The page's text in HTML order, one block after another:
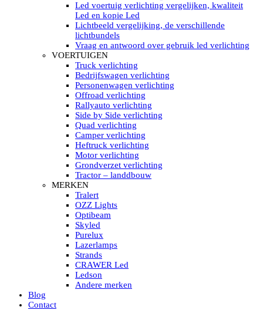
Elektrisch Led zoeklicht diverse
Led zoeklamp accessoires ALLremote
Led zoeklicht 230V
Subcategorieën Led zoeklichten
HELLA MARINE LED
Sea Hawk – Light Bars
Sea Hawk – Light Bars – Edge Light
Sea Hawk – Work Lights
RokLUME Led werklampen
HypaLUME Led werklampen
Subcategorieën Hella Marine Led
LED STRIPS
Led strip flexibel Click & Go
Led strip RGB op rol
Led strip IP68 waterdicht
Led strip kleur wit
Led strips Vantage
Led strip met ingebouwde accu
Subcategorieën Led strips
LED INTERIEUR VERLICHTING
Led verlichting interieur PIR / Touch
LED Armatuur met Strip 220V
Led strips
Subcategorieën Led interieur
PORTABLE ACCU LED LAMP
Led hoofdlamp
Camping led verlichting
Led zaklamp
Accu werklamp
Led voertuig verlichting vergelijken, kwaliteit
Led en kopie Led
Lichtbeeld vergelijking, de verschillende
lichtbundels
Vraag en antwoord over gebruik led verlichting
VOERTUIGEN
Truck verlichting
Bedrijfswagen verlichting
Personenwagen verlichting
Offroad verlichting
Rallyauto verlichting
Side by Side verlichting
Quad verlichting
Camper verlichting
Heftruck verlichting
Motor verlichting
Grondverzet verlichting
Tractor – landdbouw
MERKEN
Tralert
OZZ Lights
Optibeam
Skyled
Purelux
Lazerlamps
Strands
CRAWER Led
Ledson
Andere merken
Blog
Contact